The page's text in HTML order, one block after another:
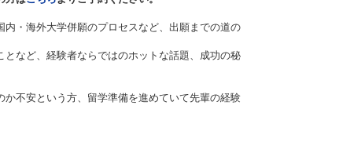
・海外大学併願のプロセスなど、出願までの道の
など、経験者ならではのホットな話題、成功の秘
不安という方、留学準備を進めていて先輩の経験